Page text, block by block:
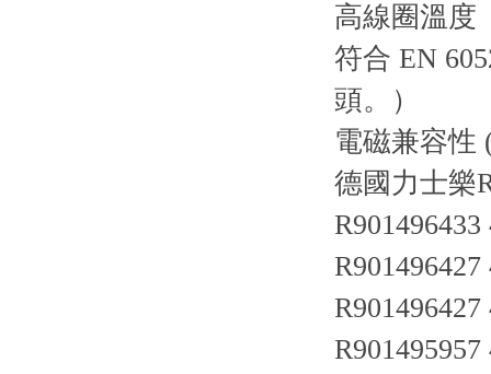
高線圈溫度
符合 EN
頭。）
電磁兼容性
德國力士樂